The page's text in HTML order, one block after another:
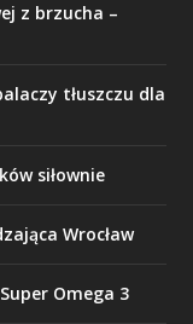
z brzucha –
tłuszczu dla
siłownie
Wrocław
Omega 3